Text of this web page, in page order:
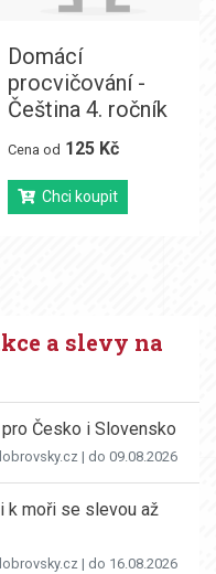
Domácí
procvičování -
Čeština 4. ročník
Cena od 125 Kč
Chci koupit
a slevy na
Česko i Slovensko
| do 09.08.2026
k moři se slevou až
| do 16.08.2026